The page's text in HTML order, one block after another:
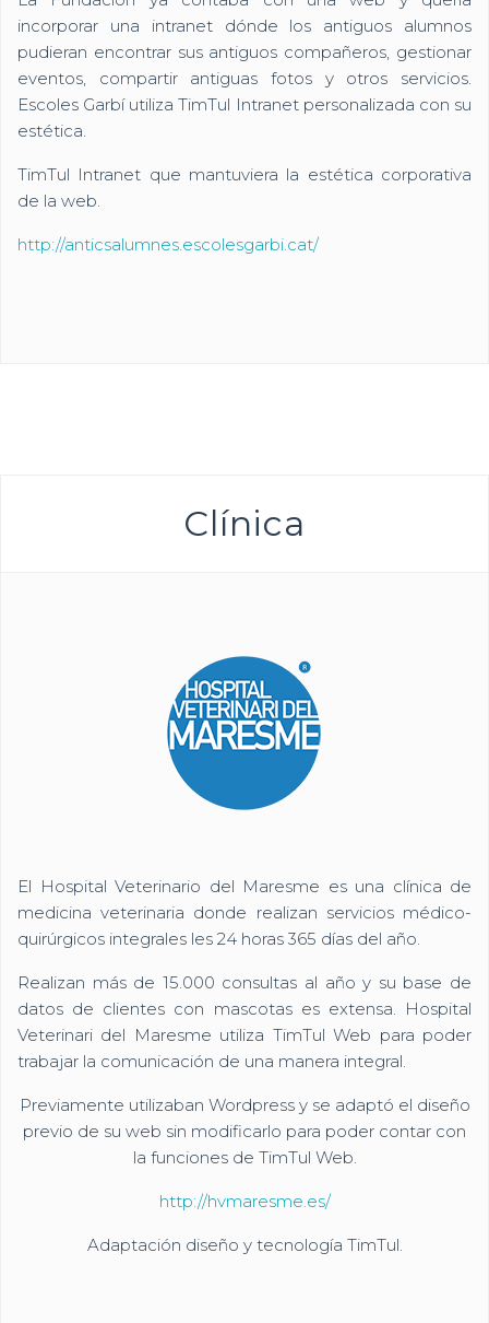
incorporar una intranet dónde los antiguos alumnos
pudieran encontrar sus antiguos compañeros, gestionar
eventos, compartir antiguas fotos y otros servicios.
Escoles Garbí utiliza TimTul Intranet personalizada con su
estética.
TimTul Intranet que mantuviera la estética corporativa
de la web.
http://anticsalumnes.escolesgarbi.cat/
Clínica
El Hospital Veterinario del Maresme es una clínica de
medicina veterinaria donde realizan servicios médico-
quirúrgicos integrales les 24 horas 365 días del año.
Realizan más de 15.000 consultas al año y su base de
datos de clientes con mascotas es extensa. Hospital
Veterinari del Maresme utiliza TimTul Web para poder
trabajar la comunicación de una manera integral.
Previamente utilizaban Wordpress y se adaptó el diseño
previo de su web sin modificarlo para poder contar con
la funciones de TimTul Web.
http://hvmaresme.es/
Adaptación diseño y tecnología TimTul.